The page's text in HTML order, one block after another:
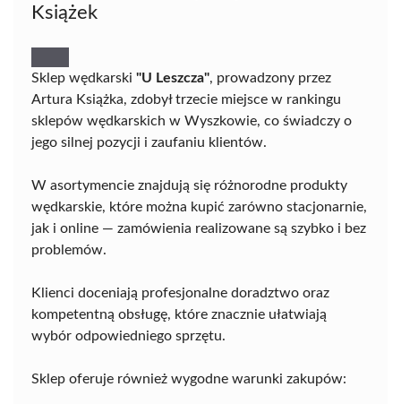
Książek
Sklep wędkarski "U Leszcza", prowadzony przez
Artura Książka, zdobył trzecie miejsce w rankingu
sklepów wędkarskich w Wyszkowie, co świadczy o
jego silnej pozycji i zaufaniu klientów.
W asortymencie znajdują się różnorodne produkty
wędkarskie, które można kupić zarówno stacjonarnie,
jak i online — zamówienia realizowane są szybko i bez
problemów.
Klienci doceniają profesjonalne doradztwo oraz
kompetentną obsługę, które znacznie ułatwiają
wybór odpowiedniego sprzętu.
Sklep oferuje również wygodne warunki zakupów: